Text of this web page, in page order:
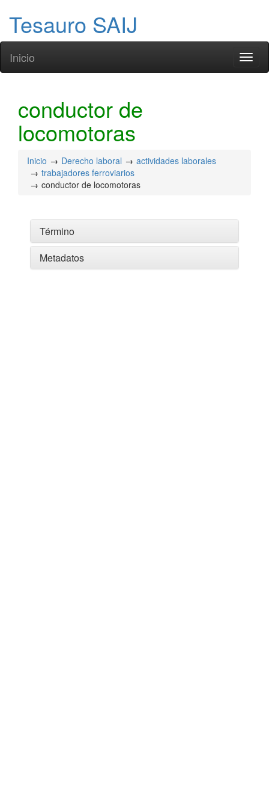
Tesauro SAIJ
Inicio
conductor de
locomotoras
Inicio Derecho laboral
actividades laborales
trabajadores ferroviarios
conductor de locomotoras
Término
Metadatos